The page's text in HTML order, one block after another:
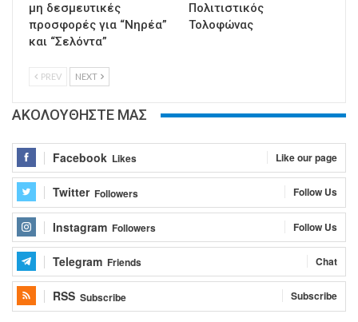
μη δεσμευτικές
προσφορές για “Νηρέα”
και “Σελόντα”
Πολιτιστικός
Τολοφώνας
PREV NEXT
ΑΚΟΛΟΥΘΗΣΤΕ ΜΑΣ
Facebook Likes Like our page
Twitter Followers Follow Us
Instagram Followers Follow Us
Telegram Friends Chat
RSS Subscribe Subscribe